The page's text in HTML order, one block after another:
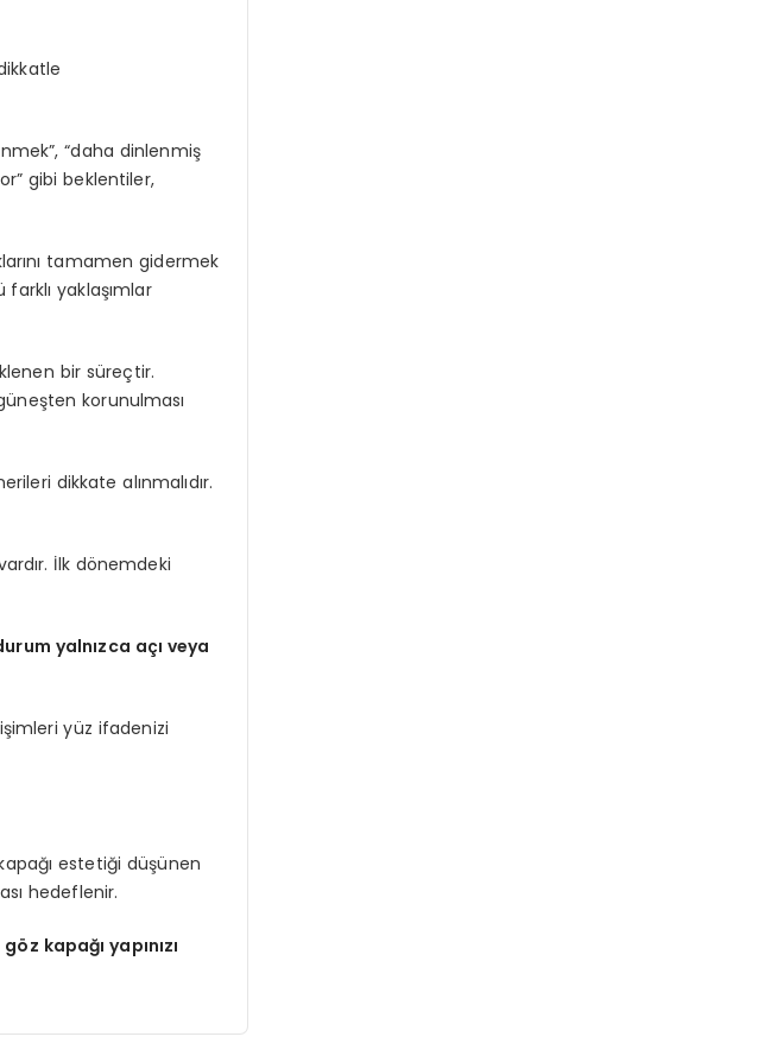
“daha dinlenmiş
gibi beklentiler,
tamamen gidermek
yaklaşımlar
bir süreçtir.
korunulması
dikkate alınmalıdır.
İlk dönemdeki
yalnızca açı veya
yüz ifadenizi
estetiği düşünen
hedeflenir.
kapağı yapınızı